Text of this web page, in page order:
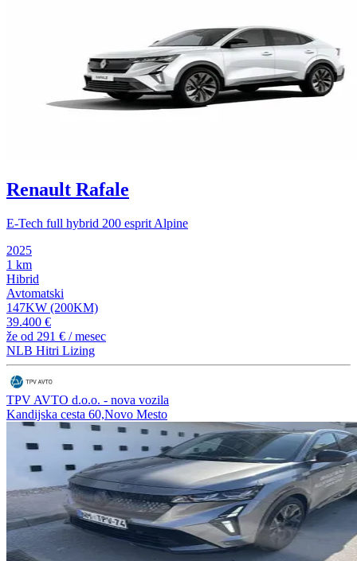
Renault Rafale
E-Tech full hybrid 200 esprit Alpine
2025
1 km
Hibrid
Avtomatski
147KW (200KM)
39.400 €
že od 291 € / mesec
NLB Hitri Lizing
TPV AVTO d.o.o. - nova vozila
Kandijska cesta 60,Novo Mesto